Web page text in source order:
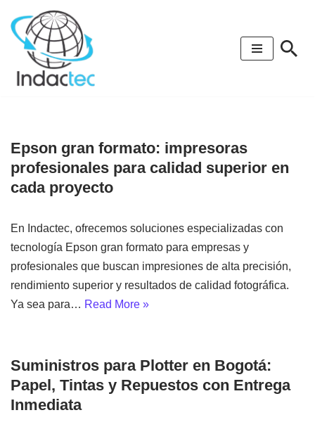
Saltar
contenido
Epson gran formato: impresoras
profesionales para calidad superior en
cada proyecto
En Indactec, ofrecemos soluciones especializadas con
tecnología Epson gran formato para empresas y
profesionales que buscan impresiones de alta precisión,
rendimiento superior y resultados de calidad fotográfica.
Ya sea para… Read More »
Suministros para Plotter en Bogotá:
Papel, Tintas y Repuestos con Entrega
Inmediata